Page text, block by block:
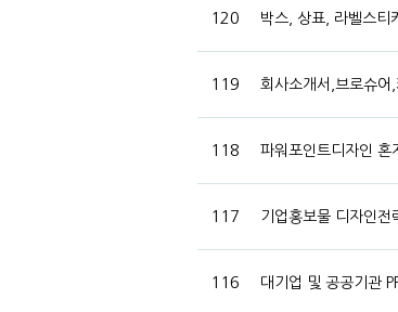
120 박스, 상표, 라벨스티
119 회사소개서,브로슈어
118 파워포인트디자인 혼
117 기업홍보물 디자인전
116 대기업 및 공공기관